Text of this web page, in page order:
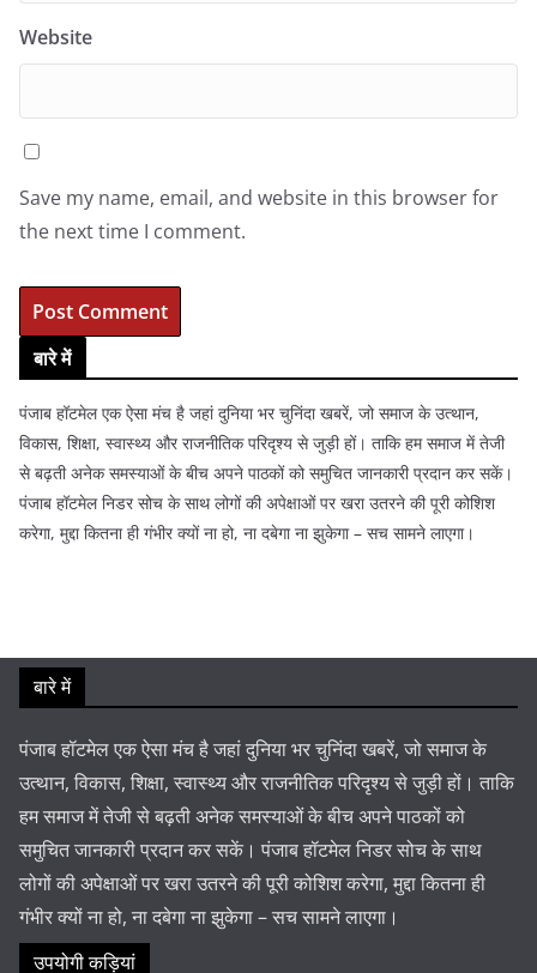
Website
Save my name, email, and website in this browser for
the next time I comment.
बारे में
पंजाब हॉटमेल एक ऐसा मंच है जहां दुनिया भर चुनिंदा खबरें, जो समाज के उत्थान,
विकास, शिक्षा, स्वास्थ्य और राजनीतिक परिदृश्य से जुड़ी हों। ताकि हम समाज में तेजी
से बढ़ती अनेक समस्याओं के बीच अपने पाठकों को समुचित जानकारी प्रदान कर सकें।
पंजाब हॉटमेल निडर सोच के साथ लोगों की अपेक्षाओं पर खरा उतरने की पूरी कोशिश
करेगा, मुद्दा कितना ही गंभीर क्यों ना हो, ना दबेगा ना झुकेगा – सच सामने लाएगा।
बारे में
पंजाब हॉटमेल एक ऐसा मंच है जहां दुनिया भर चुनिंदा खबरें, जो समाज के
उत्थान, विकास, शिक्षा, स्वास्थ्य और राजनीतिक परिदृश्य से जुड़ी हों। ताकि
हम समाज में तेजी से बढ़ती अनेक समस्याओं के बीच अपने पाठकों को
समुचित जानकारी प्रदान कर सकें। पंजाब हॉटमेल निडर सोच के साथ
लोगों की अपेक्षाओं पर खरा उतरने की पूरी कोशिश करेगा, मुद्दा कितना ही
गंभीर क्यों ना हो, ना दबेगा ना झुकेगा – सच सामने लाएगा।
उपयोगी कड़ियां